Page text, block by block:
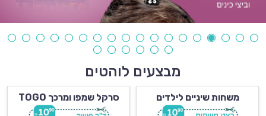
מבצעים לוהטים
משחות שיניים לילדים סרקל שמפו ומרכך TOGO